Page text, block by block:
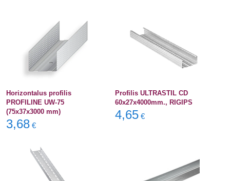
Horizontalus profilis
PROFILINE UW-75
(75x37x3000 mm)
3,68 €
Profilis ULTRASTIL CD
60x27x4000mm., RIGIPS
4,65 €